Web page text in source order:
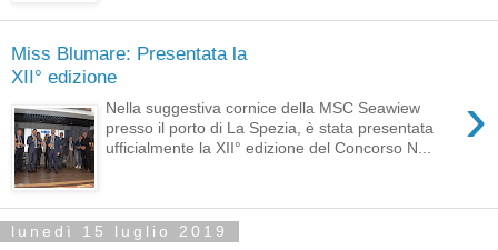
Miss Blumare: Presentata la
XII° edizione
›
Nella suggestiva cornice della MSC Seawiew
presso il porto di La Spezia, è stata presentata
ufficialmente la XII° edizione del Concorso N...
lunedì 15 luglio 2019